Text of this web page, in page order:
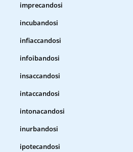
imprecandosi
incubandosi
infiaccandosi
infoibandosi
insaccandosi
intaccandosi
intonacandosi
inurbandosi
ipotecandosi